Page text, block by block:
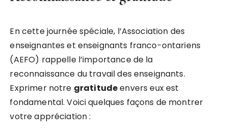
En cette journée spéciale, l’Association des
enseignantes et enseignants franco-ontariens
(AEFO) rappelle l’importance de la
reconnaissance du travail des enseignants.
Exprimer notre gratitudeenvers eux est
fondamental. Voici quelques façons de montrer
votre appréciation :